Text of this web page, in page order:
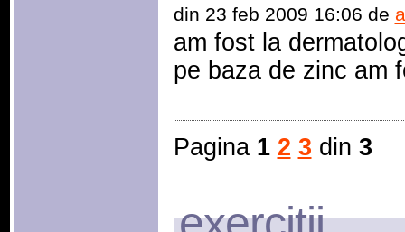
din 23 feb 2009 16:06 de
am fost la
pe baza de zinc am
Pagina 1 2 3 din 3